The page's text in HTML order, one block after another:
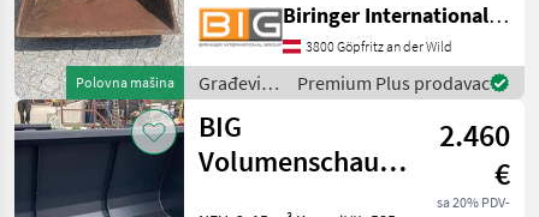
Polovna mašina
Stiel-/Aufnahmebreite: 270
mm Aufnahmebreite beim
Knochen: 210 mm
Bolzenabstand
Biringer International GmbH
3800 Göpfritz an der Wild
Građevinski
strojevi /
BIG
Premium Plus prodavac
BIG
Volumenschaufel
2.460
€
sa 20% PDV-